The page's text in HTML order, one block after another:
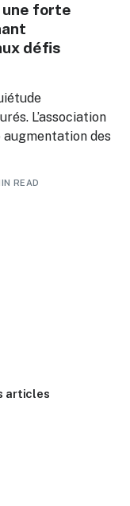
une forte
défis
L’association
augmentation des
READ
articles